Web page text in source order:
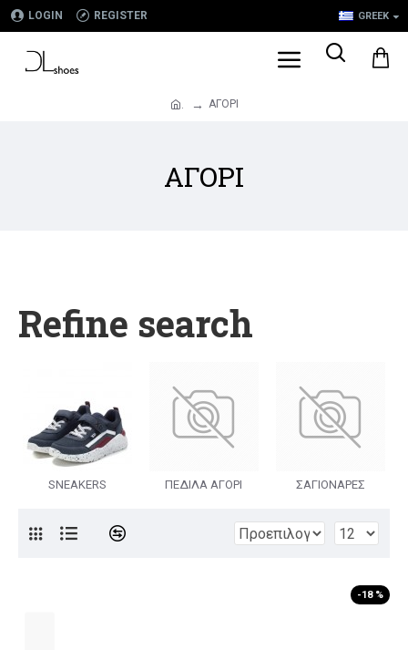
LOGIN REGISTER GREEK
. ΑΓΟΡΙ
ΑΓΟΡΙ
Refine search
SNEAKERS ΠΕΔΙΛΑ ΑΓΟΡΙ ΣΑΓΙΟΝΑΡΕΣ
-18 %